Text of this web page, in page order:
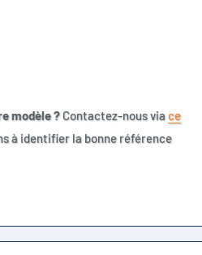
modèle ?Contactez-nous viace
à identifier la bonne référence